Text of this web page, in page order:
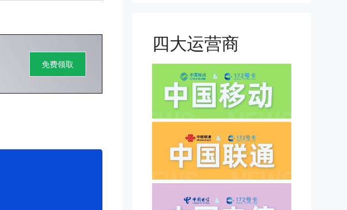
免费领取
四大运营商